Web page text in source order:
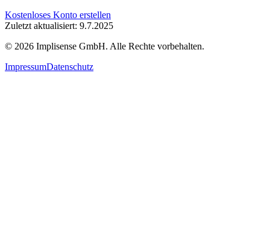
Kostenloses Konto erstellen
Zuletzt aktualisiert: 9.7.2025
© 2026 Implisense GmbH. Alle Rechte vorbehalten.
ImpressumDatenschutz